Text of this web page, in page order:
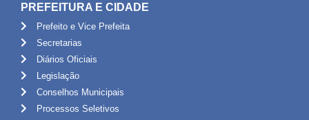
PREFEITURA E CIDADE
Prefeito e Vice Prefeita
Secretarias
Diários Oficiais
Legislação
Conselhos Municipais
Processos Seletivos